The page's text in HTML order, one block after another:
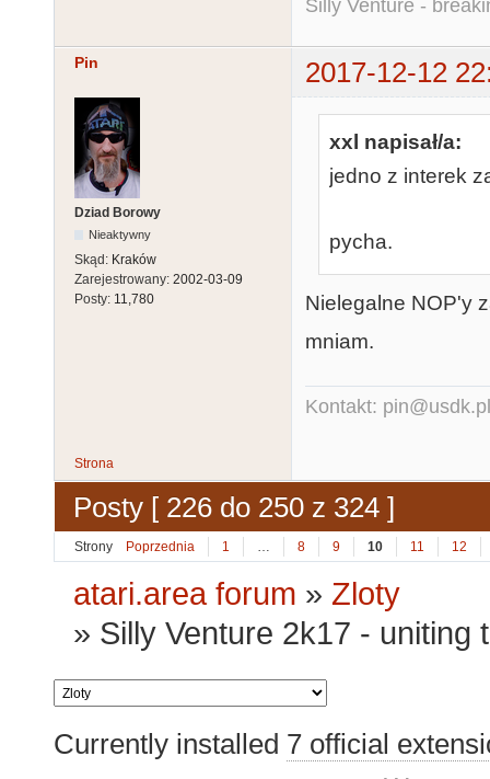
Silly Venture -
Pin 2017-12-12
Dziad Borowy
Nieaktywny
Skąd: Kraków
Zarejestrowany: 2002-03-09
Posty: 11,780
xxl napisał/a:
jedno z interek
pycha.
Nielegalne NOP'y
mniam.
Kontakt: pin@usdk.pl
Strona
Posty [ 226 do 250 z 324 ]
Strony Poprzednia 1 … 8 9 10 11 12
atari.area forum » Zloty
» Silly Venture 2k17 - uniting
Currently installed 7 official